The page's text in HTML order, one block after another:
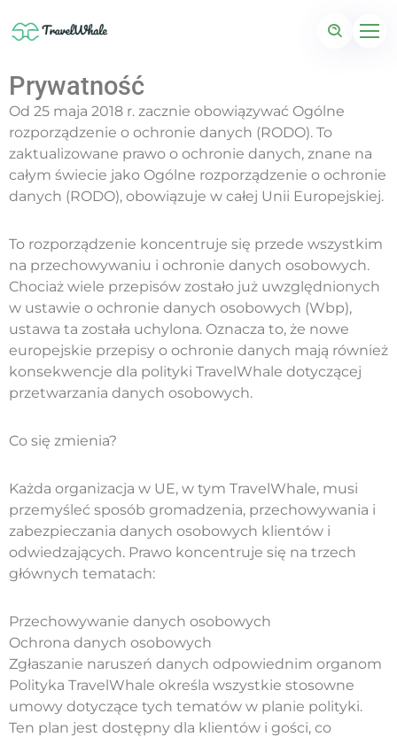
Prywatność
Od 25 maja 2018 r. zacznie obowiązywać Ogólne
rozporządzenie o ochronie danych (RODO). To
zaktualizowane prawo o ochronie danych, znane na
całym świecie jako Ogólne rozporządzenie o ochronie
danych (RODO), obowiązuje w całej Unii Europejskiej.
To rozporządzenie koncentruje się przede wszystkim
na przechowywaniu i ochronie danych osobowych.
Chociaż wiele przepisów zostało już uwzględnionych
w ustawie o ochronie danych osobowych (Wbp),
ustawa ta została uchylona. Oznacza to, że nowe
europejskie przepisy o ochronie danych mają również
konsekwencje dla polityki TravelWhale dotyczącej
przetwarzania danych osobowych.
Co się zmienia?
Każda organizacja w UE, w tym TravelWhale, musi
przemyśleć sposób gromadzenia, przechowywania i
zabezpieczania danych osobowych klientów i
odwiedzających. Prawo koncentruje się na trzech
głównych tematach:
Przechowywanie danych osobowych
Ochrona danych osobowych
Zgłaszanie naruszeń danych odpowiednim organom
Polityka TravelWhale określa wszystkie stosowne
umowy dotyczące tych tematów w planie polityki.
Ten plan jest dostępny dla klientów i gości, co